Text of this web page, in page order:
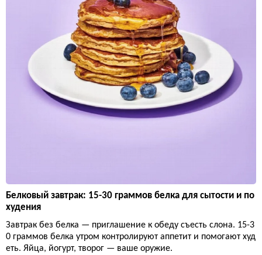
Белковый завтрак: 15-30 граммов белка для сытости и по
худения
Завтрак без белка — приглашение к обеду съесть слона. 15-3
0 граммов белка утром контролируют аппетит и помогают худ
еть. Яйца, йогурт, творог — ваше оружие.